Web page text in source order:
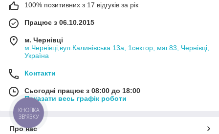
100% позитивних з 17 відгуків за рік
Працює з 06.10.2015
м. Чернівці
м.Чернівці,вул.Калинівська 13а, 1сектор, маг.83, Чернівці,
Україна
Контакти
Сьогодні працює з 08:00 до 18:00
Показати весь графік роботи
Про нас
КНОПКА
ЗВ'ЯЗКУ